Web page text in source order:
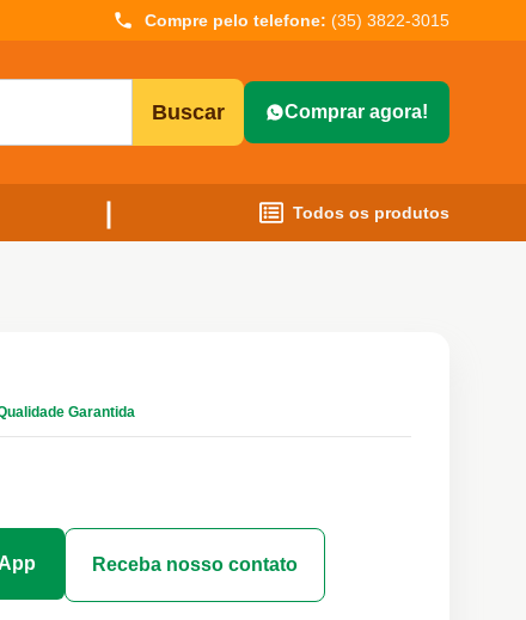
Compre pelo telefone: (35) 3822-3015
Buscar Comprar agora!
Todos os produtos
Garantida
Receba nosso contato